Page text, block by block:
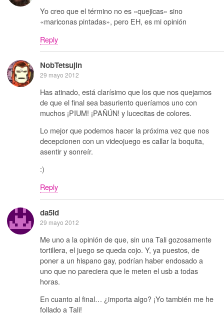
Yo creo que el término no es «quejicas» sino
«mariconas pintadas», pero EH, es mi opinión
Reply
NobTetsujin
29 mayo 2012
Has atinado, está clarísimo que los que nos quejamos
de que el final sea basuriento queríamos uno con
muchos ¡PIUM! ¡PAÑÚN! y lucecitas de colores.
Lo mejor que podemos hacer la próxima vez que nos
decepcionen con un videojuego es callar la boquita,
asentir y sonreír.
:)
Reply
da5id
29 mayo 2012
Me uno a la opinión de que, sin una Tali gozosamente
tortillera, el juego se queda cojo. Y, ya puestos, de
poner a un hispano gay, podrían haber endosado a
uno que no pareciera que le meten el usb a todas
horas.
En cuanto al final… ¿importa algo? ¡Yo también me he
follado a Tali!